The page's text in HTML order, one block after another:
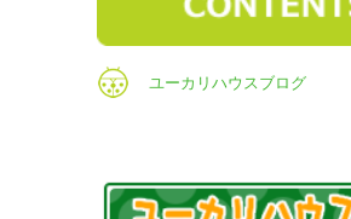
ユーカリハウスブログ